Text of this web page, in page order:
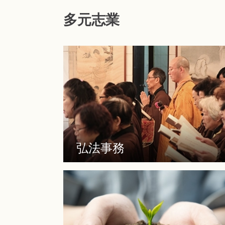
多元志業
弘法事務